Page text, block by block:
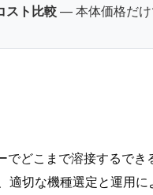
スト比較— 本体価格だけ
でどこまで溶接するで
適切な機種選定と運用